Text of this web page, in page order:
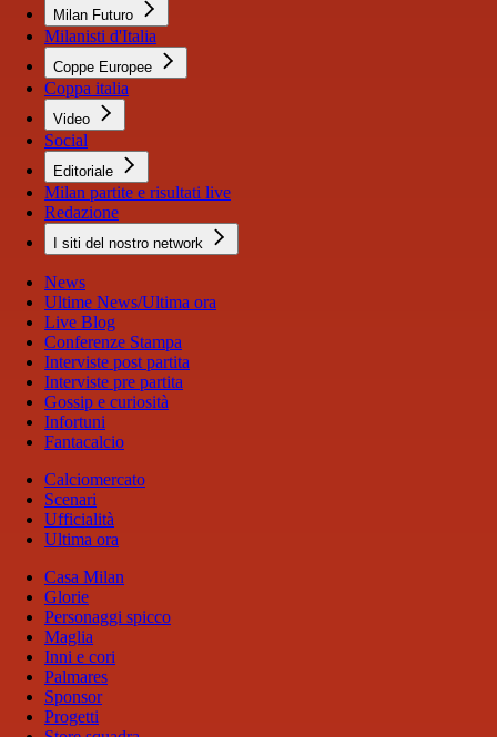
Milan Futuro
Milanisti d'Italia
Coppe Europee
Coppa italia
Video
Social
Editoriale
Milan partite e risultati live
Redazione
I siti del nostro network
News
Ultime News/Ultima ora
Live Blog
Conferenze Stampa
Interviste post partita
Interviste pre partita
Gossip e curiosità
Infortuni
Fantacalcio
Calciomercato
Scenari
Ufficialità
Ultima ora
Casa Milan
Glorie
Personaggi spicco
Maglia
Inni e cori
Palmares
Sponsor
Progetti